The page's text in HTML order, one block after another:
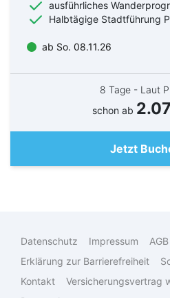
Zielgebiet
ausführliches
Halbtägige Stadtführung
ab So. 08.11.26
8 Tage - Laut
schon ab
Jetzt
Datenschutz Impressum
AGB
Erklärung zur Barrierefreiheit
Kontakt
Versicherungsvertrag